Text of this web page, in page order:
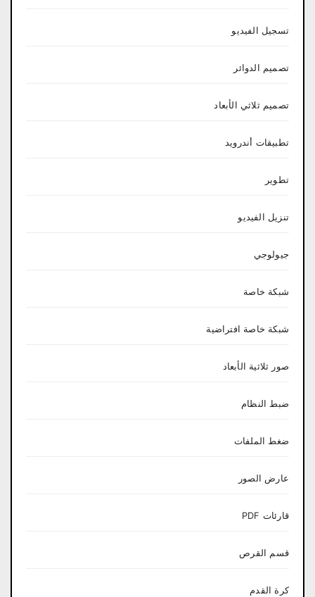
تسجيل الفيديو
تصميم الدوائر
تصميم ثلاثي الأبعاد
تطبيقات أندرويد
تطوير
تنزيل الفيديو
جيولوجي
شبكة خاصة
شبكة خاصة افتراضية
صور ثلاثية الأبعاد
ضبط النظام
ضغط الملفات
عارض الصور
قارئات PDF
قسم القرص
كرة القدم